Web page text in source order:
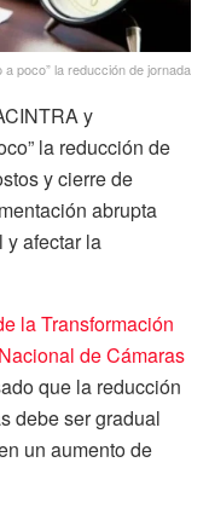
a poco” la reducción de jornada
y
la reducción de
y cierre de
abrupta
y afectar la
la Transformación
de Cámaras
que la reducción
debe ser gradual
un aumento de